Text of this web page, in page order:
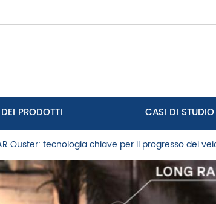
PRODOTTI CASI DI
Ouster: tecnologia chiave per il progresso dei